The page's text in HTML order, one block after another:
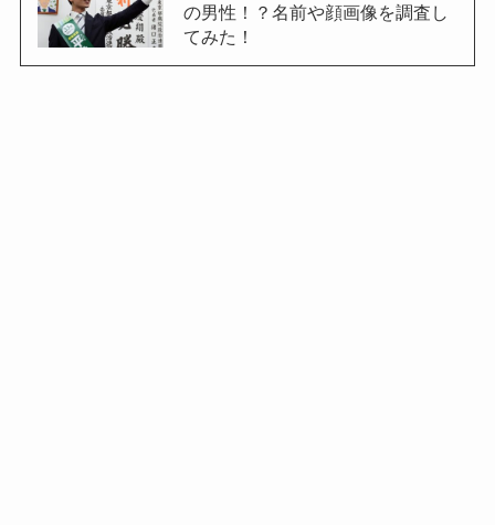
の男性！？名前や顔画像を調査し
てみた！